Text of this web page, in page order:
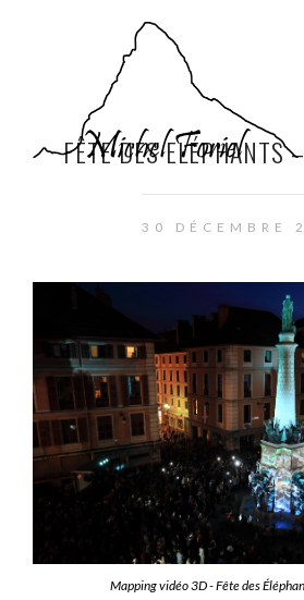
FÊTE DES ELÉPHANTS
30 DÉCEMBRE
Mapping vidéo 3D - Fête des